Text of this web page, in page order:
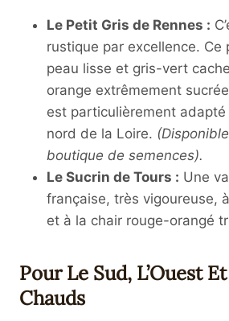
Le Petit Gris de Rennes :
rustique par excellence. Ce
peau lisse et gris-vert
orange extrêmement
est particulièrement adapté
nord de la Loire.
boutique de semences).
Le Sucrin de Tours : Une
française, très vigoureuse,
et à la chair rouge-orangé
Pour Le Sud, L’Ouest
Chauds